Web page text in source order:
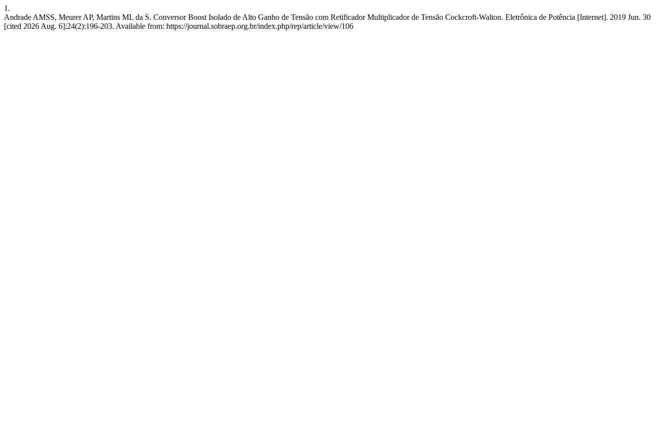
1.
Andrade AMSS, Meurer AP, Martins ML da S. Conversor Boost Isolado de Alto Ganho de Tensão com Retificador Multiplicador de Tensão Cockcroft-Walton. Eletrônica de Potência [Internet]. 2019 Jun. 30
[cited 2026 Aug. 6];24(2):196-203. Available from: https://journal.sobraep.org.br/index.php/rep/article/view/106